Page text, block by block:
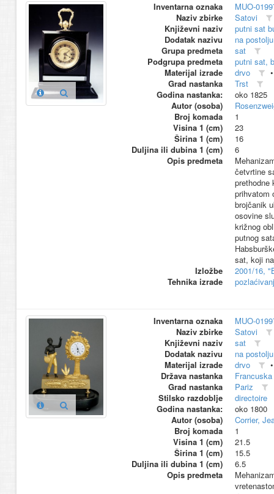
Inventarna oznaka
MUO-
Naziv zbirke
Satovi
Književni naziv
putni sat
Dodatak nazivu
na postolju
Grupa predmeta
sat
Podgrupa predmeta
putni sat,
Materijal izrade
drvo
Grad nastanka
Trst
Godina nastanka:
oko 1825
Autor (osoba)
Broj komada
1
Visina 1 (cm)
23
Širina 1 (cm)
16
Duljina ili dubina 1 (cm)
6
Opis predmeta
četvrtine
prethodne
prihvatom
brojčanik
osovine
križnog
putnog
sat, koji
Izložbe
2001/16,
Tehnika izrade
Inventarna oznaka
MUO-
Naziv zbirke
Satovi
Književni naziv
sat
Dodatak nazivu
na postolju
Materijal izrade
drvo
Država nastanka
Francuska
Grad nastanka
Pariz
Stilsko razdoblje
directoire
Godina nastanka:
oko 1800
Autor (osoba)
Corrier,
Broj komada
1
Visina 1 (cm)
21.5
Širina 1 (cm)
15.5
Duljina ili dubina 1 (cm)
6.5
Opis predmeta